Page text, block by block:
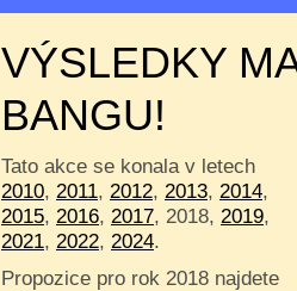
VÝSLEDKY
BANGU!
Tato akce se konala v letech
2010, 2011, 2012, 2013, 2014,
2015, 2016, 2017, 2018, 2019,
2021, 2022, 2024.
Propozice pro rok 2018 najdete